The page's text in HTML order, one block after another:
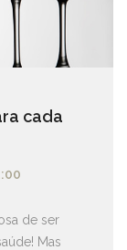
cada
de ser
Mas